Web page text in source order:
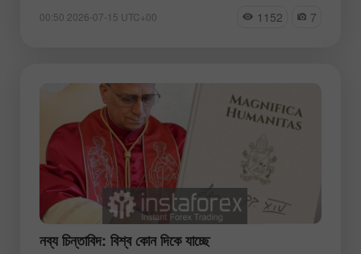
00:50 2026-07-15 UTC+00 1152 7
নব্য চিন্তাবিদ: বিশ্ব কোন দিকে যাচ্ছে